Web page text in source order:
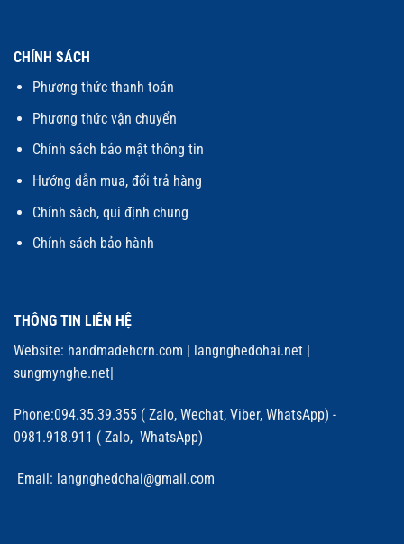
CHÍNH SÁCH
Phương thức thanh toán
Phương thức vận chuyển
Chính sách bảo mật thông tin
Hướng dẫn mua, đổi trả hàng
Chính sách, qui định chung
Chính sách bảo hành
THÔNG TIN LIÊN HỆ
Website: handmadehorn.com | langnghedohai.net |
sungmynghe.net|
Phone:094.35.39.355 ( Zalo, Wechat, Viber, WhatsApp) -
0981.918.911 ( Zalo, WhatsApp)
Email: langnghedohai@gmail.com